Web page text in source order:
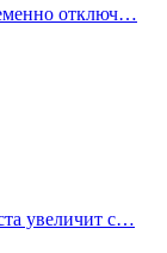
отключ…
увеличит с…